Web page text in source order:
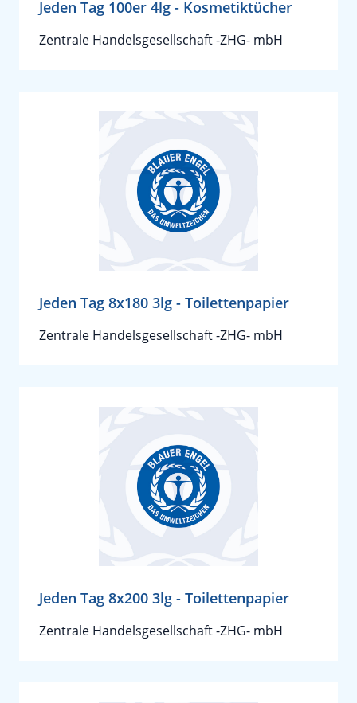
Jeden Tag 100er 4lg - Kosmetiktücher
Zentrale Handelsgesellschaft -ZHG- mbH
Jeden Tag 8x180 3lg - Toilettenpapier
Zentrale Handelsgesellschaft -ZHG- mbH
Jeden Tag 8x200 3lg - Toilettenpapier
Zentrale Handelsgesellschaft -ZHG- mbH